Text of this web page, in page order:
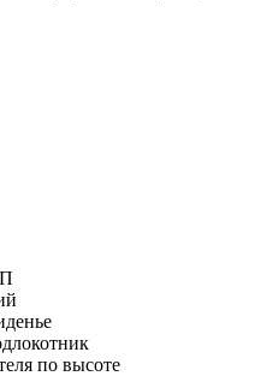
по высоте